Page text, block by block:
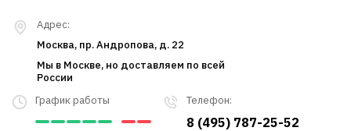
Телефон:
8 (495) 787-25-52
График работы
Адрес:
Москва, пр. Андропова, д. 22
Мы в Москве, но доставляем по всей
России